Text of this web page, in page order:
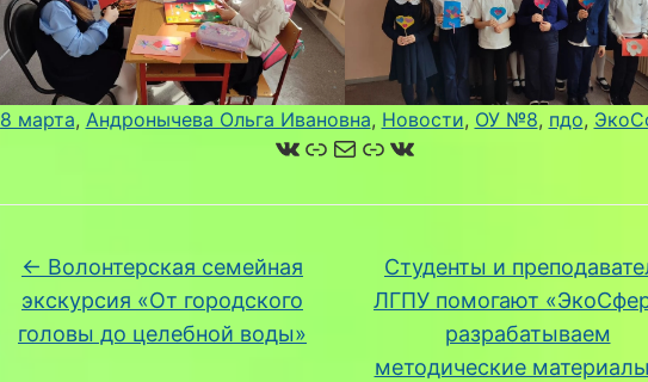
8 марта, Андронычева Ольга Ивановна, Новости, ОУ №8, пдо,
ВКонтакте
Ссылка
Почта
Ссылка
ВКонтакте
← Волонтерская семейная
экскурсия «От городского
головы до целебной воды»
Студенты и
ЛГПУ помогают
разрабатываем
методические